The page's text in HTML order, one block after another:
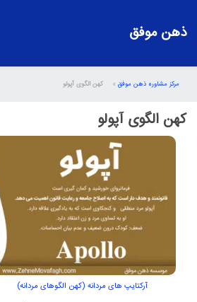
ذهن موفق
مرکز مشاوره ذهن موفق » کهن الگوی آپولو
کهن الگوی آپولو
آرکتایپ های مردانه (کهن الگوهای مردانه)